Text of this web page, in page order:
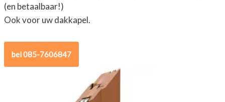
(en betaalbaar!)
Ook voor uw dakkapel.
bel 085-7606847